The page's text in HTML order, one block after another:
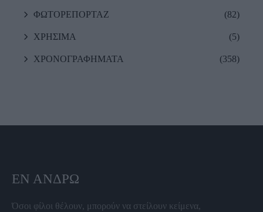
ΦΩΤΟΡΕΠΟΡΤΑΖ (82)
ΧΡΗΣΙΜΑ (5)
ΧΡΟΝΟΓΡΑΦΗΜΑΤΑ (358)
ΕΝ ΆΝΔΡΩ
Όσοι φίλοι θέλουν, μπορούν να στείλουν κείμενα,